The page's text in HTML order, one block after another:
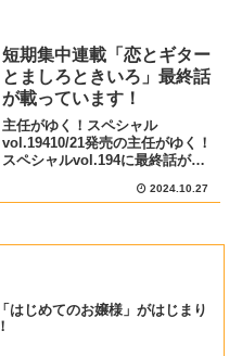
短期集中連載「恋とギター
とましろときいろ」最終話
が載っています！
主任がゆく！スペシャル
vol.19410/21発売の主任がゆく！
スペシャルvol.194に最終話が載
トましろのギターを伴奏に、ラブ
か！ ぜひ読んでくださ...
2024.10.27
はじめてのお嬢様」がはじまり